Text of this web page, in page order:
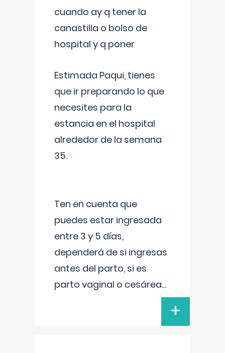
cuando ay q tener la
canastilla o bolso de
hospital y q poner
Estimada Paqui, tienes
que ir preparando lo que
necesites para la
estancia en el hospital
alrededor de la semana
35.
Ten en cuenta que
puedes estar ingresada
entre 3 y 5 días,
dependerá de si ingresas
antes del parto, si es
parto vaginal o cesárea...
+